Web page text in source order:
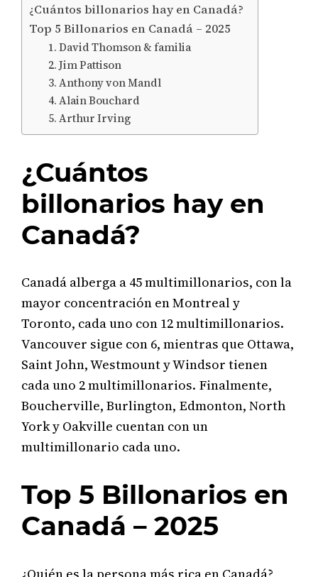
¿Cuántos billonarios hay en Canadá?
Top 5 Billonarios en Canadá – 2025
1. David Thomson & familia
2. Jim Pattison
3. Anthony von Mandl
4. Alain Bouchard
5. Arthur Irving
¿Cuántos
billonarios hay en
Canadá?
Canadá alberga a 45 multimillonarios, con la
mayor concentración en Montreal y
Toronto, cada uno con 12 multimillonarios.
Vancouver sigue con 6, mientras que Ottawa,
Saint John, Westmount y Windsor tienen
cada uno 2 multimillonarios. Finalmente,
Boucherville, Burlington, Edmonton, North
York y Oakville cuentan con un
multimillonario cada uno.
Top 5 Billonarios en
Canadá – 2025